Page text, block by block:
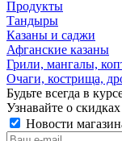
Продукты
Тандыры
Казаны и саджи
Афганские казаны
Грили, мангалы,
Очаги, кострища,
Будьте всегда в
Узнавайте о
Новости